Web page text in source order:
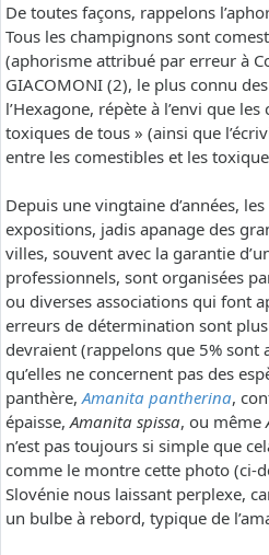
De toutes façons, rappelons
Tous les champignons sont
(aphorisme attribué par erreur à
GIACOMONI (2), le plus connu
l’Hexagone, répète à l’envi que
toxiques de tous » (ainsi que
entre les comestibles et les
Depuis une vingtaine d’années,
expositions, jadis apanage des
villes, souvent avec la garantie
professionnels, sont organisées
ou diverses associations qui font
erreurs de détermination sont plus
devraient (rappelons que 5% sont
qu’elles ne concernent pas des
panthère,Amanita pantherina,
épaisse,Amanita spissa, ou même
n’est pas toujours si simple que
comme le montre cette photo (ci-
Slovénie nous laissant perplexe,
un bulbe à rebord, typique de